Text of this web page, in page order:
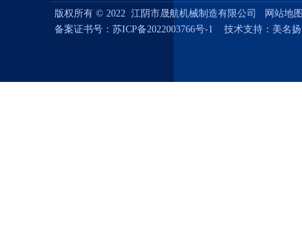
版权所有 © 2022 江阴市晟航机械制造有限公司
网站地图
备案证书号： 苏ICP备2022003766号-1 技术支持： 美名扬